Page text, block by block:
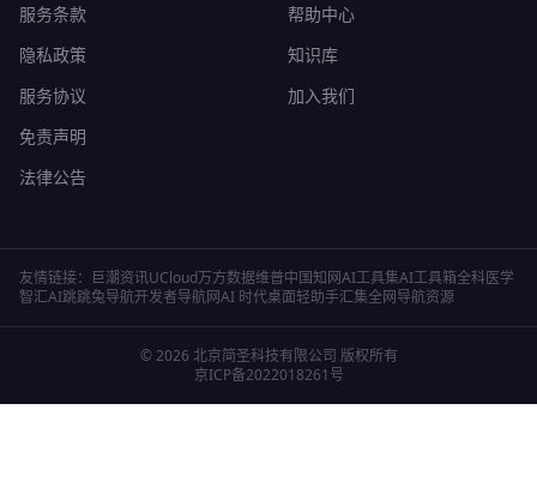
服务条款
隐私政策
服务协议
免责声明
法律公告
帮助中心
知识库
加入我们
友情链接： 巨潮资讯UCloud万方数据维普中国知网AI工具集AI工具箱全科医学
智汇AI跳跳兔导航开发者导航网AI 时代桌面轻助手汇集全网导航资源
©2026 北京简圣科技有限公司 版权所有
京ICP备2022018261号